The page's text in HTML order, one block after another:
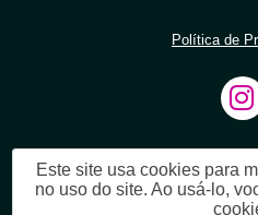
Política de
Este site usa cookies para
no uso do site. Ao usá-lo,